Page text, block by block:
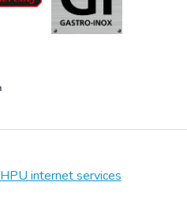
HPU internet services